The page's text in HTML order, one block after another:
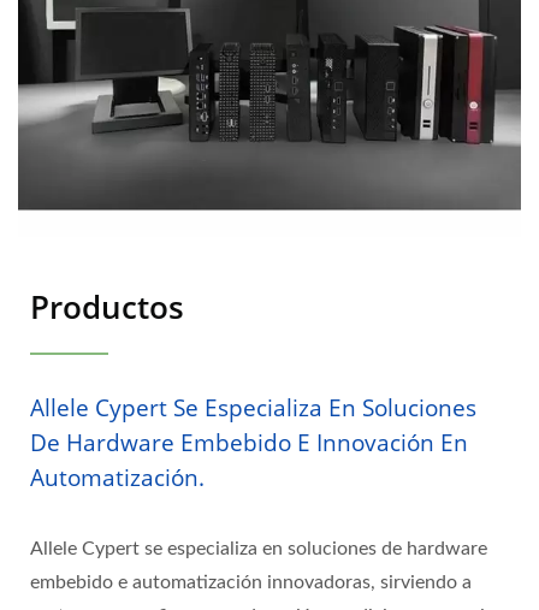
Productos
Allele Cypert Se Especializa En Soluciones
De Hardware Embebido E Innovación En
Automatización.
Allele Cypert se especializa en soluciones de hardware
embebido e automatización innovadoras, sirviendo a